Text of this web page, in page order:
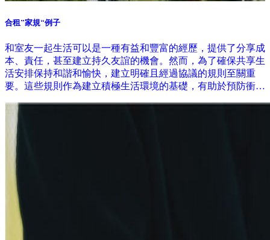
合租”家規“例子
和室友一起生活可以是一種有益和豐富的經歷，提供了分享成
本、責任，甚至建立持久友誼的機會。然而，為了確保共享生
活安排保持和諧和愉快，建立明確且經過協議的規則至關重
要。這些規則作為建立積極生活環境的基礎，有助於預防衝突